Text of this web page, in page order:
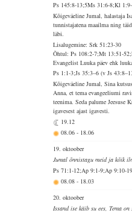
Ps 145:8-13;5Ms 31:6-8;Kl
Kõigeväeline Jumal, halastaja
tunnistajatena maailma ning
läbi.
Lisalugemine: Srk 51:23-30
Õhtul: Ps 108:2-7;Mt 13:51-
Evangelist Luuka päev ehk
Ps 1:1-3;Js 35:3–6 (v Js
Kõigeväeline Jumal, Sina
Anna, et tema evangeeliumi
teenima. Seda palume Jeesuse
igavesest ajast igavesti.
19.12
08.06- 18.06
19. oktoober
Jumal õnnistagu meid ja kõik
Ps 71:1-12;Ap 9:1-9;Ap 9:10-
08.08- 18.03
20. oktoober
Issand ise käib su ees, Tema